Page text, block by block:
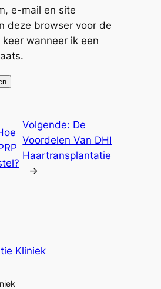
e-mail en site
deze browser voor de
wanneer ik een
Volgende: De
Voordelen Van DHI
Haartransplantatie
→
Kliniek